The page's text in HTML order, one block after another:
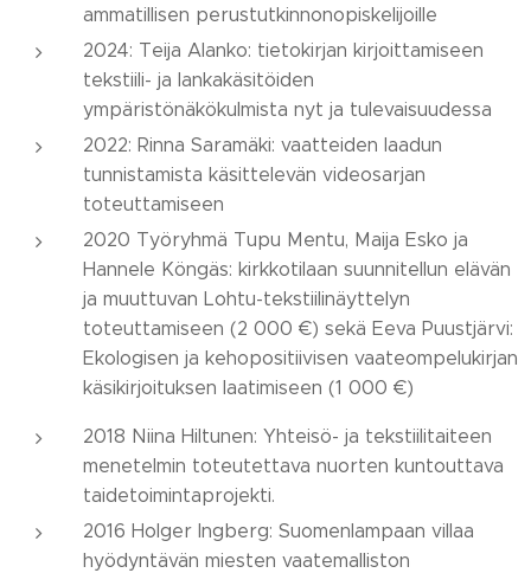
ammatillisen perustutkinnonopiskelijoille
2024: Teija Alanko: tietokirjan kirjoittamiseen
tekstiili- ja lankakäsitöiden
ympäristönäkökulmista nyt ja tulevaisuudessa
2022: Rinna Saramäki: vaatteiden laadun
tunnistamista käsittelevän videosarjan
toteuttamiseen
2020 Työryhmä Tupu Mentu, Maija Esko ja
Hannele Köngäs: kirkkotilaan suunnitellun elävän
ja muuttuvan Lohtu-tekstiilinäyttelyn
toteuttamiseen (2 000 €) sekä Eeva Puustjärvi:
Ekologisen ja kehopositiivisen vaateompelukirjan
käsikirjoituksen laatimiseen (1 000 €)
2018 Niina Hiltunen: Yhteisö- ja tekstiilitaiteen
menetelmin toteutettava nuorten kuntouttava
taidetoimintaprojekti.
2016 Holger Ingberg: Suomenlampaan villaa
hyödyntävän miesten vaatemalliston